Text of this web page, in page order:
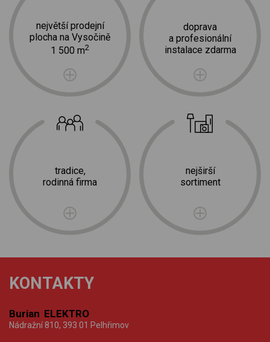
největší prodejní
plocha na Vysočině
1 500 m2
tradice,
rodinná firma
doprava
a profesionální
instalace zdarma
nejširší
sortiment
KONTAKTY
Burian ELEKTRO
Nádražní 810, 393 01 Pelhřimov